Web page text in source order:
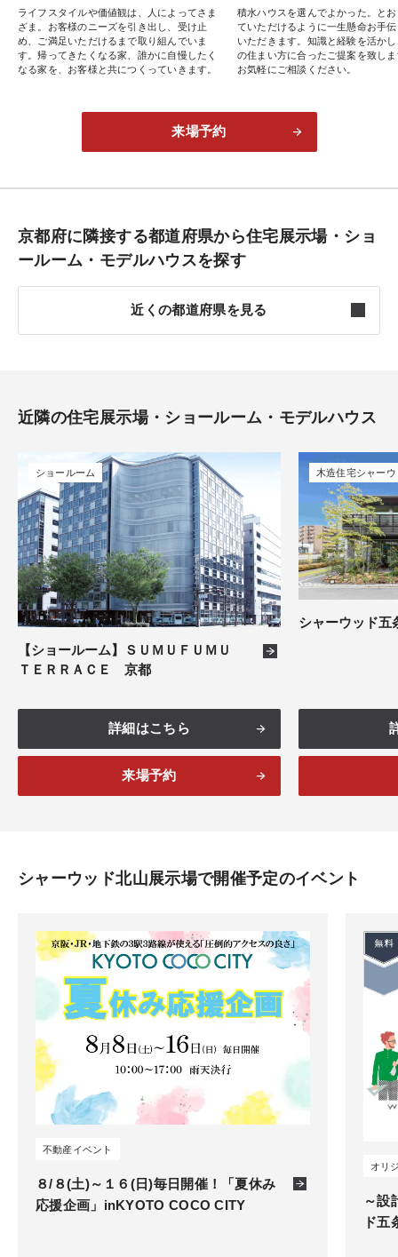
ライフスタイルや価値観は、人によってさま
ざま。お客様のニーズを引き出し、受け止
め、ご満足いただけるまで取り組んでいま
す。帰ってきたくなる家、誰かに自慢したく
なる家を、お客様と共につくっていきます。
積水ハウスを選んでよかった。と
ていただけるように一生懸命お手
いただきます。知識と経験を活か
の住まい方に合ったご提案を致し
お気軽にご相談ください。
来場予約
京都府に隣接する都道府県から住宅展示場・ショ
ールーム・モデルハウスを探す
近くの都道府県を見る
三重 7件
7件
大阪 12件
兵庫 11件
奈良 4件
近隣の住宅展示場・ショールーム・モデルハウス
【ショールーム】ＳＵＭＵＦＵＭＵ
ＴＥＲＲＡＣＥ 京都
ショールーム
詳細はこちら
来場予約
シャーウッド五
木造住宅シャーウ
シャーウッド北山展示場で開催予定のイベント
８/８(土)～１６(日)毎日開催！「夏休み
応援企画」inKYOTO COCO CITY
不動産イベント
～設
ド五
オリ